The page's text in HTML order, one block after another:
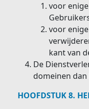
voor
voor
kant van
De
domeinen
HOOFDSTUK 8.